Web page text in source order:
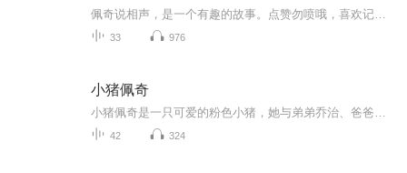
33 976
小猪佩奇
42 324